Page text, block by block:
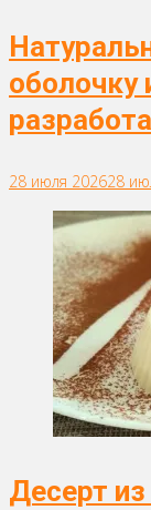
оболочку
28 июля 202628
Десерт